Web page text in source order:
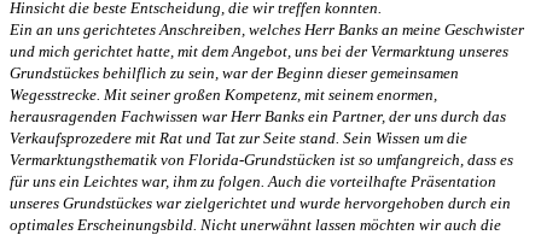
Hinsicht die beste Entscheidung, die wir treffen konnten.
Ein an uns gerichtetes Anschreiben, welches Herr Banks an meine Geschwister
und mich gerichtet hatte, mit dem Angebot, uns bei der Vermarktung unseres
Grundstückes behilflich zu sein, war der Beginn dieser gemeinsamen
Wegesstrecke. Mit seiner großen Kompetenz, mit seinem enormen,
herausragenden Fachwissen war Herr Banks ein Partner, der uns durch das
Verkaufsprozedere mit Rat und Tat zur Seite stand. Sein Wissen um die
Vermarktungsthematik von Florida-Grundstücken ist so umfangreich, dass es
für uns ein Leichtes war, ihm zu folgen. Auch die vorteilhafte Präsentation
unseres Grundstückes war zielgerichtet und wurde hervorgehoben durch ein
optimales Erscheinungsbild. Nicht unerwähnt lassen möchten wir auch die